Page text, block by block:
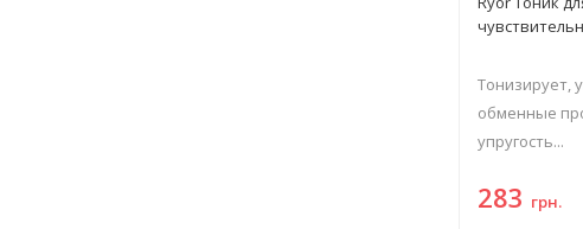
Тонизирует,
обменные
упругость...
283 грн.